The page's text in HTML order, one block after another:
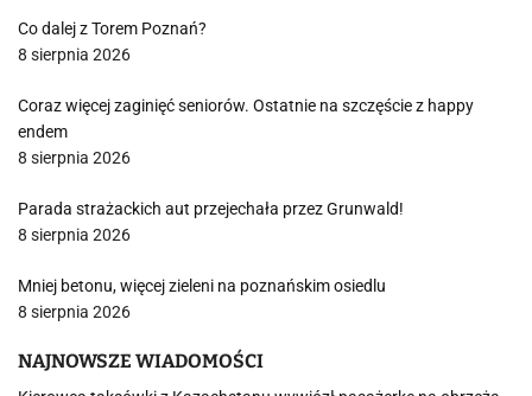
Co dalej z Torem Poznań?
8 sierpnia 2026
Coraz więcej zaginięć seniorów. Ostatnie na szczęście z happy
endem
8 sierpnia 2026
Parada strażackich aut przejechała przez Grunwald!
8 sierpnia 2026
Mniej betonu, więcej zieleni na poznańskim osiedlu
8 sierpnia 2026
NAJNOWSZE WIADOMOŚCI